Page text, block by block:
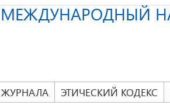
МЕЖДУНАРОДНЫЙ
ЭТИЧЕСКИЙ КОДЕКС